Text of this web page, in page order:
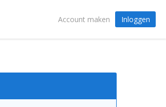
Account maken Inloggen